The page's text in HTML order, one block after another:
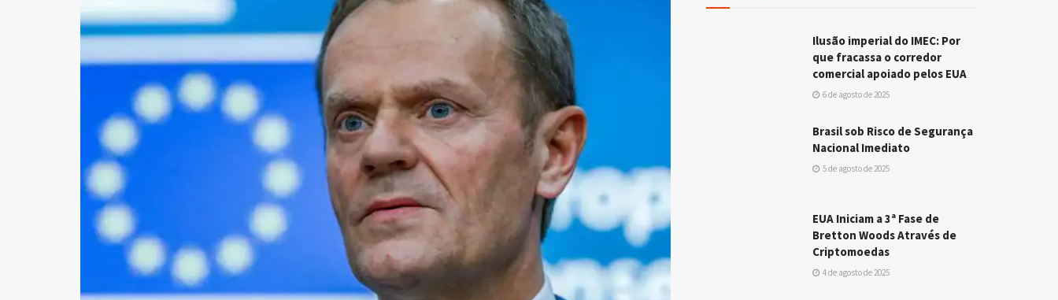
Ilusão imperial do IMEC: Por
que fracassa o corredor
comercial apoiado pelos EUA
6 de agosto de 2025
Brasil sob Risco de Segurança
Nacional Imediato
5 de agosto de 2025
EUA Iniciam a 3ª Fase de
Bretton Woods Através de
Criptomoedas
4 de agosto de 2025